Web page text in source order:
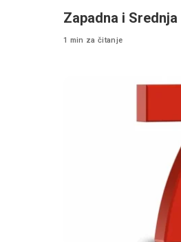
Zapadna i
1 min za čitanje